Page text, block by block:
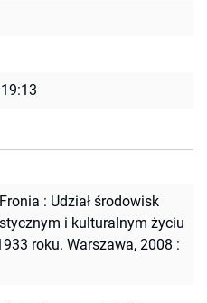
: Udział środowisk
i kulturalnym życiu
roku. Warszawa, 2008 :